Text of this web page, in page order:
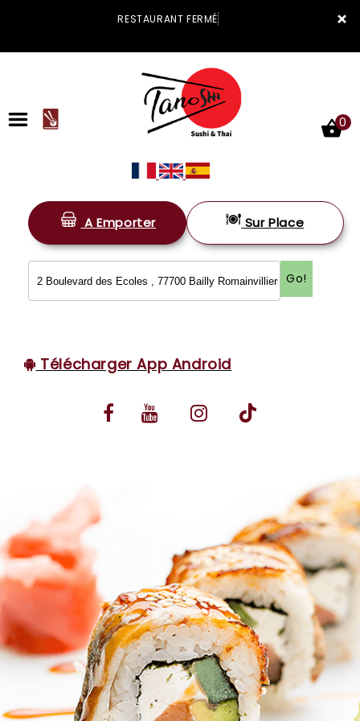
×
RESTAURANT FERMÉ
ACCUEIL
LA CARTE
VOS AVIS
MENTIONS LÉGALES
0
A Emporter Sur Place
Go!
Télécharger App Android